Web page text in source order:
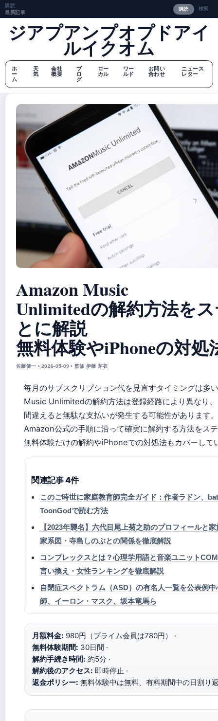
購読
最新記事
購読 検索
ジアプアンプオプドアイ
ルイクオム
ホ
ー
ム
天
気
会社
概要
ブ
ロ
グ
ロー
カル
ワー
ルド
お問い
合わせ
ニュース
レター
Amazon Music
Unlimitedの解約方法を
とに解説
無料体験やiPhoneの対処
佐藤健一 • 2026-05-09 • 監修 伊藤 芽衣
毎月のサブスクリプション代を見直すタイミングは多
Music Unlimitedの解約方法は登録経路により異なり、
間違えると無駄な支払いが発生する可能性があります
Amazon公式の手順に沿って確実に解約する方法をス
無料体験だけの解約やiPhoneでの対処法もカバーして
関連記事 4件
このご時世に家庭教育師完全ガイド：作者ラドン、
ToonGodで読む方法
【2023年襲名】六代目尾上菊之助のプロフィールと
家系図・寺島しのぶとの関係を徹底解説
コンプレックスとは？心理学用語と音楽ユニット
言い換え・女性ランキングを徹底解説
自閉症スペクトラム（ASD）の有名人一覧を公表例
師、イーロン・マスク、坂本竜馬ら
月額料金: 980円（プライム会員は780円） ·
無料体験期間: 30日間 ·
解約手続き時間: 約5分 ·
解約後のアクセス: 即時停止 ·
返金ポリシー: 無料体験中は無料、有料期間中の日割り